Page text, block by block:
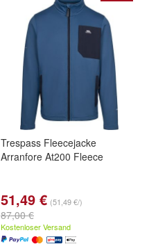
Trespass Fleecejacke
Arranfore At200 Fleece
51,49 € (51,49 €/)
87,00 €
Kostenloser Versand